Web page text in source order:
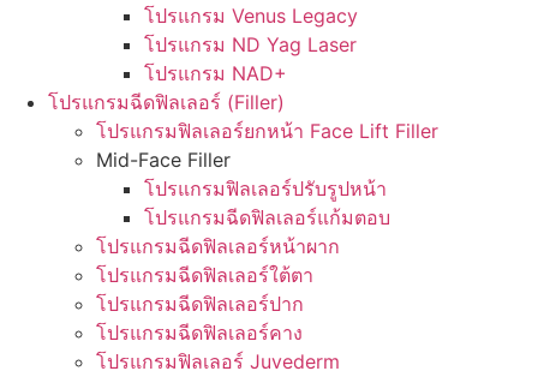
โปรแกรม Venus Legacy
โปรแกรม ND Yag Laser
โปรแกรม NAD+
โปรแกรมฉีดฟิลเลอร์ (Filler)
โปรแกรมฟิลเลอร์ยกหน้า Face Lift Filler
Mid-Face Filler
โปรแกรมฟิลเลอร์ปรับรูปหน้า
โปรแกรมฉีดฟิลเลอร์แก้มตอบ
โปรแกรมฉีดฟิลเลอร์หน้าผาก
โปรแกรมฉีดฟิลเลอร์ใต้ตา
โปรแกรมฉีดฟิลเลอร์ปาก
โปรแกรมฉีดฟิลเลอร์คาง
โปรแกรมฟิลเลอร์ Juvederm